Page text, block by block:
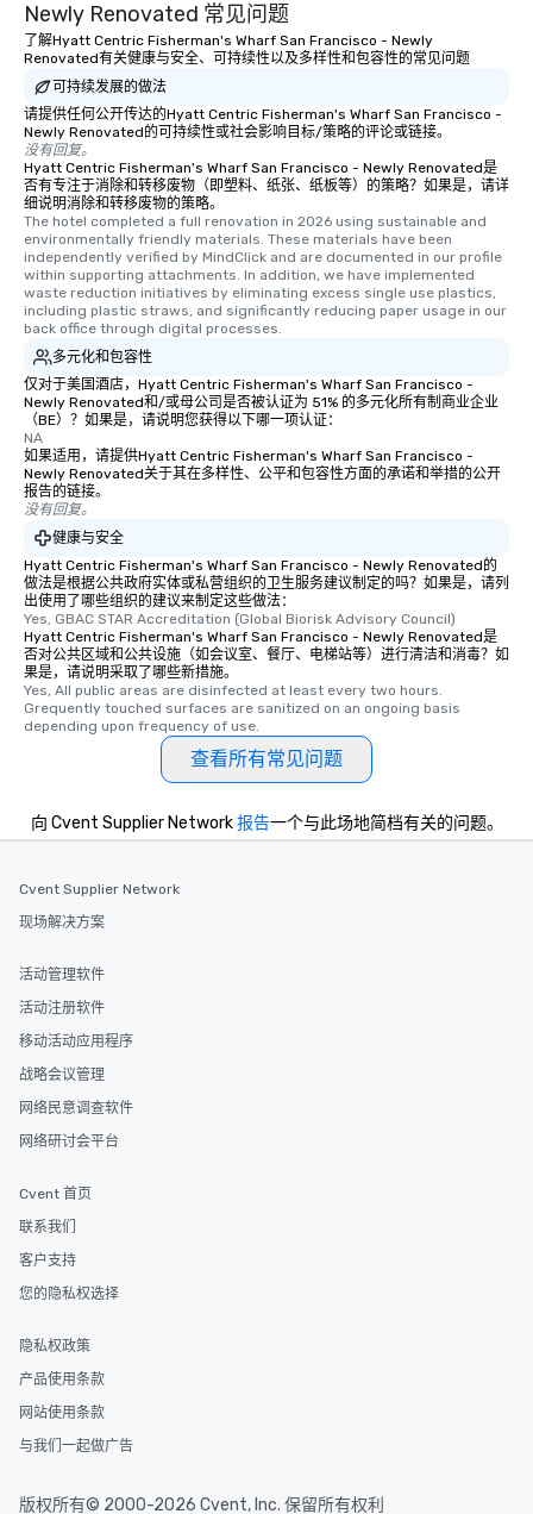
Newly Renovated 常见问题
了解Hyatt Centric Fisherman's Wharf San Francisco - Newly
Renovated有关健康与安全、可持续性以及多样性和包容性的常见问题
可持续发展的做法
请提供任何公开传达的Hyatt Centric Fisherman's Wharf San Francisco -
Newly Renovated的可持续性或社会影响目标/策略的评论或链接。
没有回复。
Hyatt Centric Fisherman's Wharf San Francisco - Newly Renovated是
否有专注于消除和转移废物（即塑料、纸张、纸板等）的策略？如果是，请详
细说明消除和转移废物的策略。
The hotel completed a full renovation in 2026 using sustainable and
environmentally friendly materials. These materials have been
independently verified by MindClick and are documented in our profile
within supporting attachments. In addition, we have implemented
waste reduction initiatives by eliminating excess single use plastics,
including plastic straws, and significantly reducing paper usage in our
back office through digital processes.
多元化和包容性
仅对于美国酒店，Hyatt Centric Fisherman's Wharf San Francisco -
Newly Renovated和/或母公司是否被认证为 51% 的多元化所有制商业企业
（BE）？如果是，请说明您获得以下哪一项认证：
NA
如果适用，请提供Hyatt Centric Fisherman's Wharf San Francisco -
Newly Renovated关于其在多样性、公平和包容性方面的承诺和举措的公开
报告的链接。
没有回复。
健康与安全
Hyatt Centric Fisherman's Wharf San Francisco - Newly Renovated的
做法是根据公共政府实体或私营组织的卫生服务建议制定的吗？如果是，请列
出使用了哪些组织的建议来制定这些做法：
Yes, GBAC STAR Accreditation (Global Biorisk Advisory Council)
Hyatt Centric Fisherman's Wharf San Francisco - Newly Renovated是
否对公共区域和公共设施（如会议室、餐厅、电梯站等）进行清洁和消毒？如
果是，请说明采取了哪些新措施。
Yes, All public areas are disinfected at least every two hours.
Grequently touched surfaces are sanitized on an ongoing basis
depending upon frequency of use.
查看所有常见问题
向 Cvent Supplier Network报告一个与此场地简档有关的问题。
Cvent Supplier Network
现场解决方案
活动管理软件
活动注册软件
移动活动应用程序
战略会议管理
网络民意调查软件
网络研讨会平台
Cvent 首页
联系我们
客户支持
您的隐私权选择
隐私权政策
产品使用条款
网站使用条款
与我们一起做广告
版权所有© 2000-2026 Cvent, Inc. 保留所有权利